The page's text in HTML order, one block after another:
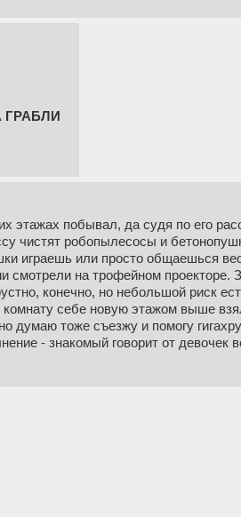
побывал, да судя по его
чистят робопылесосы и
играешь или просто общаешься
на трофейном проекторе.
конечно, но небольшой риск
себе новую этажом выше
думаю тоже съезжу и помогу
- знакомый говорит от девочек